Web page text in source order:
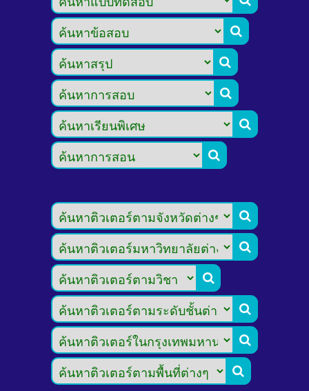










